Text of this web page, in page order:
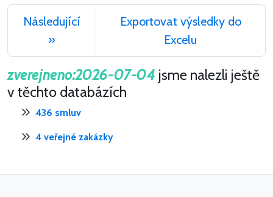
Následující
»
Exportovat výsledky do
Excelu
zverejneno:2026-07-04 jsme nalezli ještě
v těchto databázích
436 smluv
4 veřejné zakázky